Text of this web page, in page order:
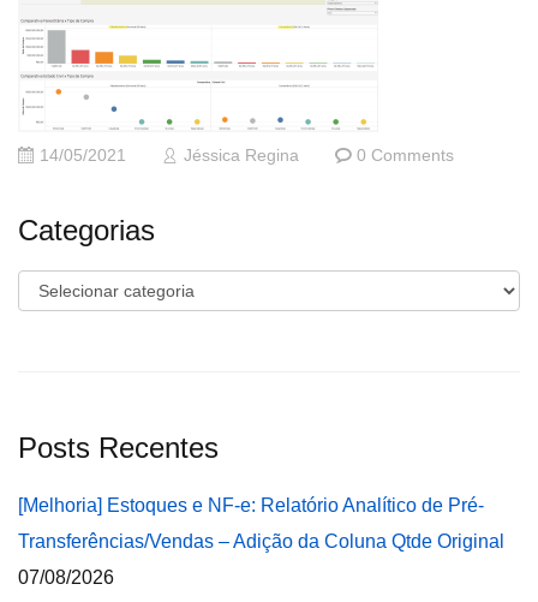
14/05/2021 Jéssica Regina 0 Comments
Categorias
Categorias
Posts Recentes
[Melhoria] Estoques e NF-e: Relatório Analítico de Pré-
Transferências/Vendas – Adição da Coluna Qtde Original
07/08/2026